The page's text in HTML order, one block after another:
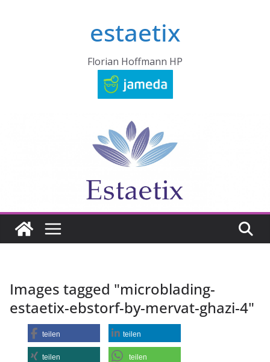
estaetix
Florian Hoffmann HP
Images tagged "microblading-
estaetix-ebstorf-by-mervat-ghazi-4"
teilen teilen
teilen teilen